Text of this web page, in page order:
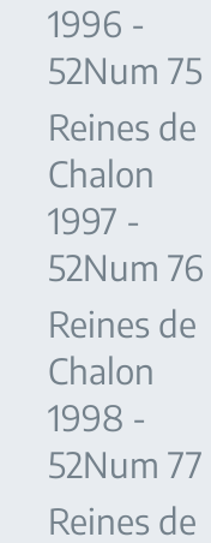
1996 -
52Num 75
Reines de
Chalon
1997 -
52Num 76
Reines de
Chalon
1998 -
52Num 77
Reines de